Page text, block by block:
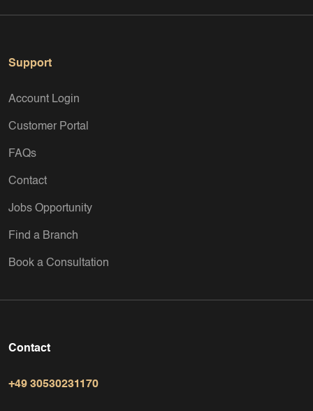
Support
Account Login
Customer Portal
FAQs
Contact
Jobs Opportunity
Find a Branch
Book a Consultation
Contact
+49 30530231170